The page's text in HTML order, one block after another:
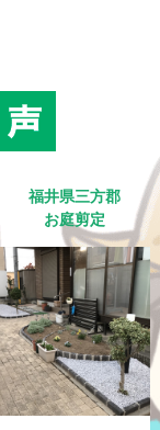
福井県三方郡
お庭剪定